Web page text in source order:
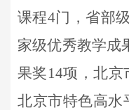
课程4门，省部
家级优秀教学成
果奖14项 ，北京
北京市特色高水